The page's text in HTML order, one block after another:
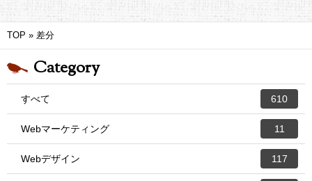
TOP » 差分
Category
すべて 610
Webマーケティング 11
Webデザイン 117